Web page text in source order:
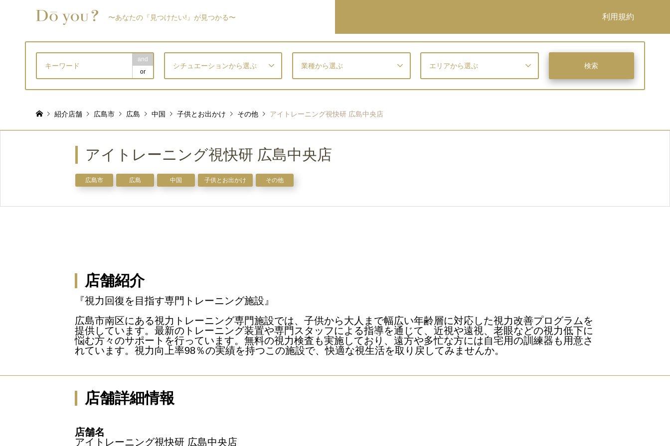
〜あなたの『見つけたい!』が見つかる〜 利用規約
and
or
シチュエーションから選ぶ 業種から選ぶ エリアから選ぶ
紹介店舗 広島市 広島 中国 子供とお出かけ その他 アイトレーニング視快研 広島中央店
アイトレーニング視快研 広島中央店
広島市 広島 中国 子供とお出かけ その他
店舗紹介
『視力回復を目指す専門トレーニング施設』
広島市南区にある視力トレーニング専門施設では、子供から大人まで幅広い年齢層に対応した視力改善プログラムを
提供しています。最新のトレーニング装置や専門スタッフによる指導を通じて、近視や遠視、老眼などの視力低下に
悩む方々のサポートを行っています。無料の視力検査も実施しており、遠方や多忙な方には自宅用の訓練器も用意さ
れています。視力向上率98％の実績を持つこの施設で、快適な視生活を取り戻してみませんか。
店舗詳細情報
店舗名
アイトレーニング視快研 広島中央店